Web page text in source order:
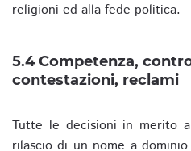
religioni ed alla fede politica.
5.4 Competenza,
contestazioni, reclami
Tutte le decisioni in merito
rilascio di un nome a